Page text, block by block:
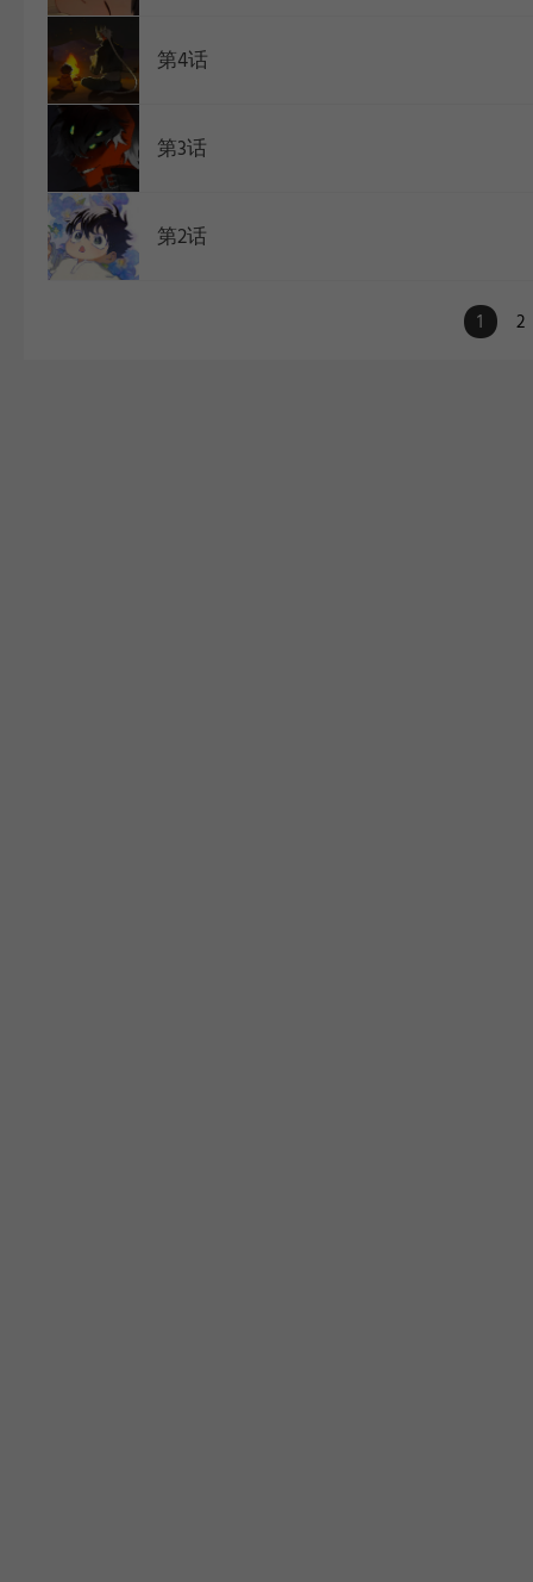
第4话
第3话
第2话
1 2